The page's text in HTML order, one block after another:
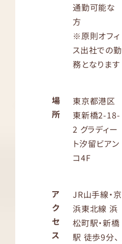
通勤可能な
方
※原則オフィ
ス出社での勤
務となります
場
所
東京都港区
東新橋2-18-
2 グラディー
ト汐留ビアン
コ4F
ア
ク
セ
ス
JR山手線・京
浜東北線 浜
松町駅・新橋
駅 徒歩9分、